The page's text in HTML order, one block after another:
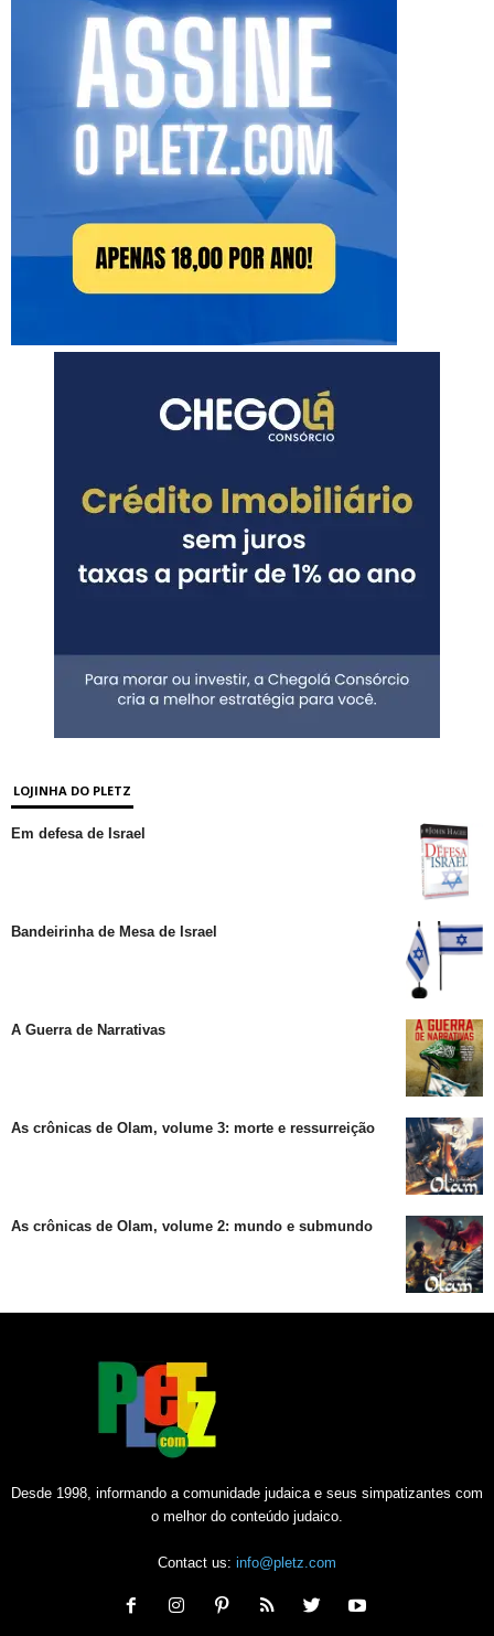
LOJINHA DO PLETZ
Em defesa de Israel
Bandeirinha de Mesa de Israel
A Guerra de Narrativas
As crônicas de Olam, volume 3: morte e ressurreição
As crônicas de Olam, volume 2: mundo e submundo
Desde 1998, informando a comunidade judaica e seus simpatizantes com
o melhor do conteúdo judaico.
Contact us: info@pletz.com